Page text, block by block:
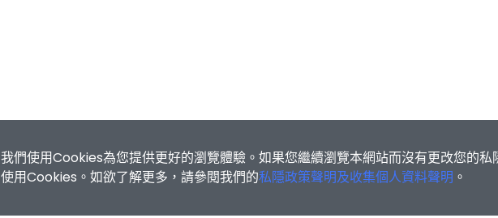
我們使用Cookies為您提供更好的瀏覽體驗。如果您繼續瀏覽本網站而沒有更改您的私
使用Cookies。如欲了解更多，請參閱我們的私隱政策聲明及收集個人資料聲明 。